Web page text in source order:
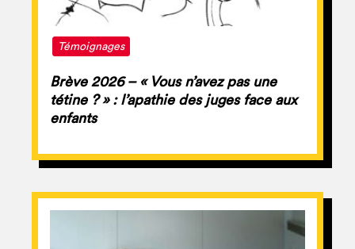
Témoignages
Brève 2026 – « Vous n’avez pas une
tétine ? » : l’apathie des juges face aux
enfants